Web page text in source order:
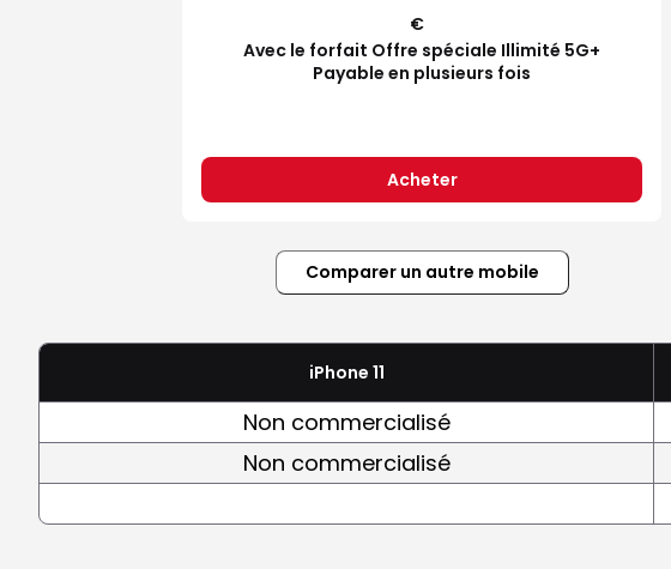
€
Avec le forfait Offre spéciale Illimité 5G+
Payable en plusieurs fois
Acheter
Comparer un autre mobile
iPhone 11
Non commercialisé
Non commercialisé